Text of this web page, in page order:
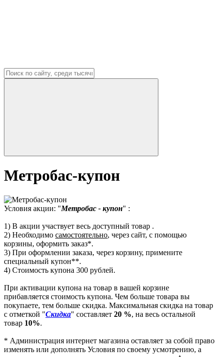
Метробас-купон
Условия акции: "Метробас - купон" :
1) В акции участвует весь доступный товар .
2) Необходимо самостоятельно, через сайт, с помощью
корзины, оформить заказ*.
3) При оформлении заказа, через корзину, примените
специальный купон**.
4) Стоимость купона 300 рублей.
При активации купона на товар в вашей корзине
прибавляется стоимость купона. Чем больше товара вы
покупаете, тем больше скидка. Максимальная скидка на товар
с отметкой "Скидка" составляет 20 %, на весь остальной
товар 10%.
* Администрация интернет магазина оставляет за собой право
изменять или дополнять Условия по своему усмотрению, а